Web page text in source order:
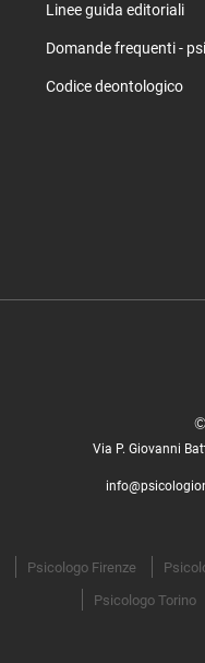
Linee guida editoriali
Domande frequenti -
Codice deontologico
Via P. Giovanni
Psicologo Firenze
Psicologo Torino